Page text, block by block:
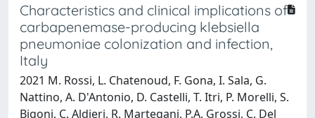
Characteristics and clinical implications of
carbapenemase-producing klebsiella
pneumoniae colonization and infection,
Italy
2021 M. Rossi, L. Chatenoud, F. Gona, I. Sala, G.
Nattino, A. D'Antonio, D. Castelli, T. Itri, P. Morelli, S.
Bigoni, C. Aldieri, R. Martegani, P.A. Grossi, C. Del